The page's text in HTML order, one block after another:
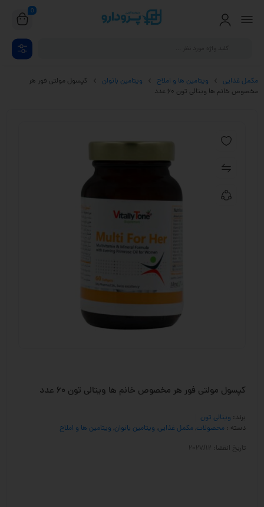
0
مکمل غذایی ویتامین ها و املاح ویتامین بانوان
کپسول مولتی فور هر
مخصوص خانم ها ویتالی تون 60 عدد
کپسول مولتی فور هر مخصوص خانم ها ویتالی تون 60 عدد
برند: ویتالی تون
دسته : محصولات مکمل غذایی ویتامین بانوان ویتامین ها و املاح
تاریخ انقضا: 2027/12